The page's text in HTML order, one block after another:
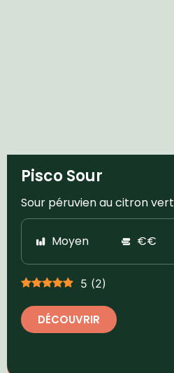
Pisco Sour
Sour péruvien au citron vert
Moyen €€
5 (2)
DÉCOUVRIR